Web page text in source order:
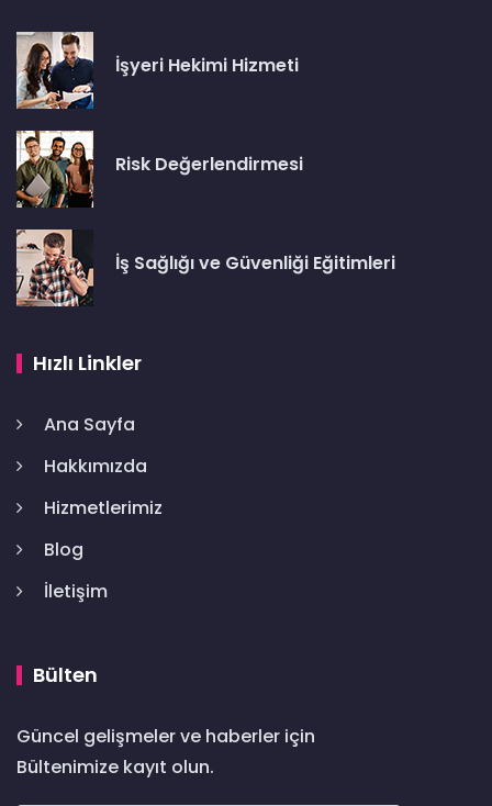
İşyeri Hekimi Hizmeti
Risk Değerlendirmesi
İş Sağlığı ve Güvenliği Eğitimleri
Hızlı Linkler
Ana Sayfa
Hakkımızda
Hizmetlerimiz
Blog
İletişim
Bülten
Güncel gelişmeler ve haberler için
Bültenimize kayıt olun.